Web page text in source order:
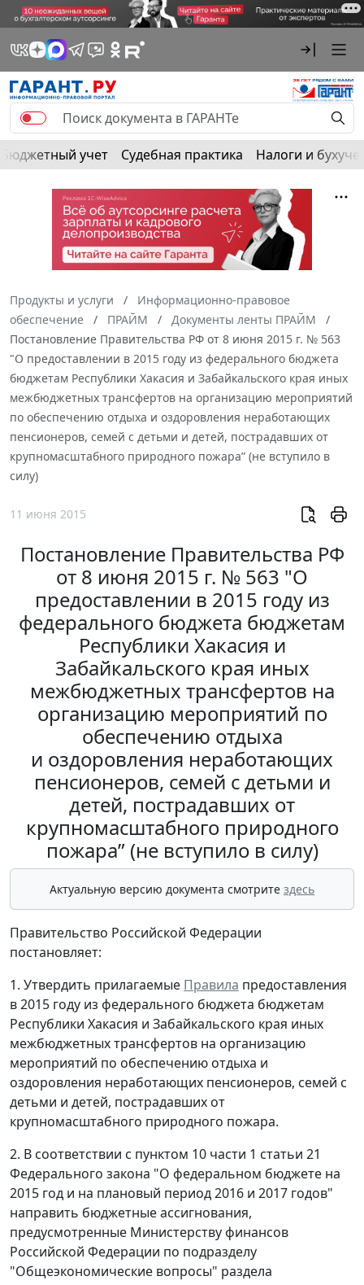
Бюджетный учет Судебная практика Налоги и
Продукты и услуги
Информационно-правовое
обеспечение
ПРАЙМ
Документы ленты ПРАЙМ
Постановление Правительства РФ от 8 июня 2015 г. № 563
"О предоставлении в 2015 году из федерального бюджета
бюджетам Республики Хакасия и Забайкальского края иных
межбюджетных трансфертов на организацию мероприятий
по обеспечению отдыха и оздоровления неработающих
пенсионеров, семей с детьми и детей, пострадавших от
крупномасштабного природного пожара” (не вступило в
силу)
11 июня 2015
Постановление Правительства РФ
от 8 июня 2015 г. № 563 "О
предоставлении в 2015 году из
федерального бюджета бюджетам
Республики Хакасия и
Забайкальского края иных
межбюджетных трансфертов на
организацию мероприятий по
обеспечению отдыха
и оздоровления неработающих
пенсионеров, семей с детьми и
детей, пострадавших от
крупномасштабного природного
пожара” (не вступило в силу)
Актуальную версию документа смотрите здесь
Правительство Российской Федерации
постановляет:
1. Утвердить прилагаемые Правила предоставления
в 2015 году из федерального бюджета бюджетам
Республики Хакасия и Забайкальского края иных
межбюджетных трансфертов на организацию
мероприятий по обеспечению отдыха и
оздоровления неработающих пенсионеров, семей с
детьми и детей, пострадавших от
крупномасштабного природного пожара.
2. В соответствии с пунктом 10 части 1 статьи 21
Федерального закона "О федеральном бюджете на
2015 год и на плановый период 2016 и 2017 годов"
направить бюджетные ассигнования,
предусмотренные Министерству финансов
Российской Федерации по подразделу
"Общеэкономические вопросы" раздела